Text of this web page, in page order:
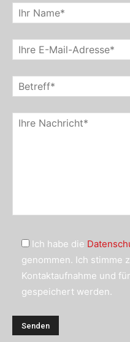
Ich habe die
genommen. Ich stimme
Kontaktaufnahme und
gespeichert werden.